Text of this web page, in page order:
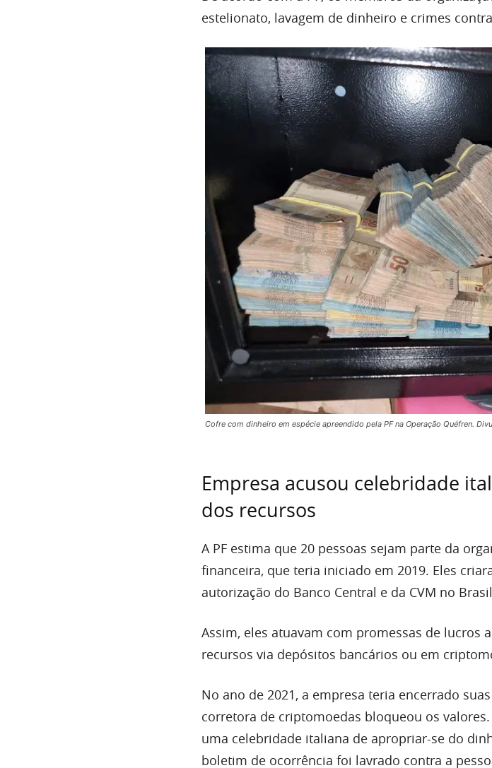
estelionato, lavagem de dinheiro e crimes
Cofre com dinheiro em espécie apreendido pela PF na Operação Quéfren.
Empresa acusou celebridade
dos recursos
A PF estima que 20 pessoas sejam parte da
financeira, que teria iniciado em 2019. Eles
autorização do Banco Central e da CVM no
Assim, eles atuavam com promessas de lucros
recursos via depósitos bancários ou em
No ano de 2021, a empresa teria encerrado
corretora de criptomoedas bloqueou os
uma celebridade italiana de apropriar-se do
boletim de ocorrência foi lavrado contra a